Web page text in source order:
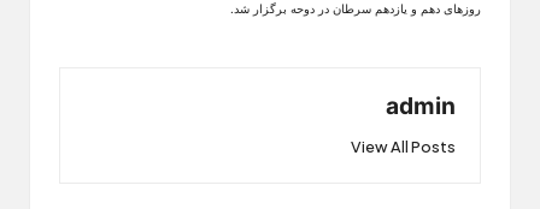
روزهای دهم و یازدهم سرطان در دوحه برگزار شد.
admin
View All Posts